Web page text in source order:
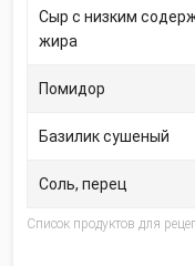
Список продуктов для
Сыр с низким
жира
Помидор
Базилик сушеный
Соль, перец